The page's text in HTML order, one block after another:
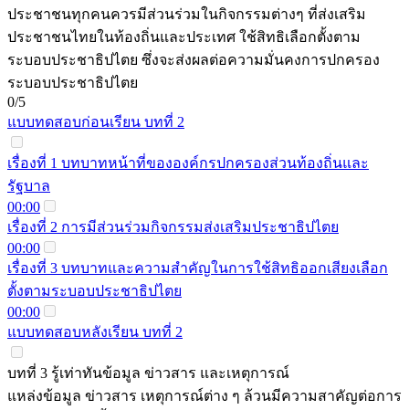
ประชาชนทุกคนควรมีส่วนร่วมในกิจกรรมต่างๆ ที่ส่งเสริม
ประชาชนไทยในท้องถิ่นและประเทศ ใช้สิทธิเลือกตั้งตาม
ระบอบประชาธิปไตย ซึ่งจะส่งผลต่อความมั่นคงการปกครอง
ระบอบประชาธิปไตย
0/5
แบบทดสอบก่อนเรียน บทที่ 2
เรื่องที่ 1 บทบาทหน้าที่ขององค์กรปกครองส่วนท้องถิ่นและ
รัฐบาล
00:00
เรื่องที่ 2 การมีส่วนร่วมกิจกรรมส่งเสริมประชาธิปไตย
00:00
เรื่องที่ 3 บทบาทและความสำคัญในการใช้สิทธิออกเสียงเลือก
ตั้งตามระบอบประชาธิปไตย
00:00
แบบทดสอบหลังเรียน บทที่ 2
บทที่ 3 รู้เท่าทันข้อมูล ข่าวสาร และเหตุการณ์
แหล่งข้อมูล ข่าวสาร เหตุการณ์ต่าง ๆ ล้วนมีความสาคัญต่อการ